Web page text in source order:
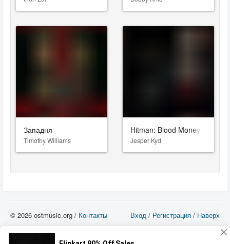
Западня
Timothy Williams
Hitman: Blood Money
Jesper Kyd
Вход / Регистрация / Наверх
© 2026 ostmusic.org / Контакты